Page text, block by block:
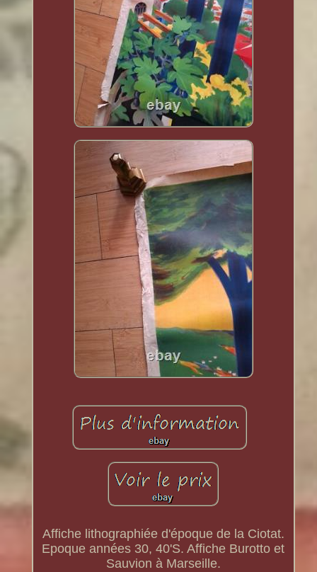
Affiche lithographiée d'époque de la Ciotat.
Epoque années 30, 40'S. Affiche Burotto et
Sauvion à Marseille.